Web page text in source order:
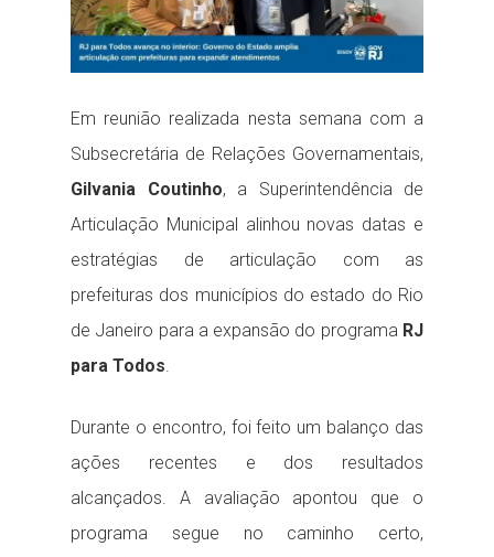
Em reunião realizada nesta semana com a
Subsecretária de Relações Governamentais,
Gilvania Coutinho, a Superintendência de
Articulação Municipal alinhou novas datas e
estratégias de articulação com as
prefeituras dos municípios do estado do Rio
de Janeiro para a expansão do programa RJ
para Todos.
Durante o encontro, foi feito um balanço das
ações recentes e dos resultados
alcançados. A avaliação apontou que o
programa segue no caminho certo,